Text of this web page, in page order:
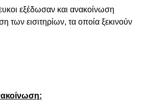
εξέδωσαν και ανακοίνωση
των εισιτηρίων, τα οποία ξεκινούν